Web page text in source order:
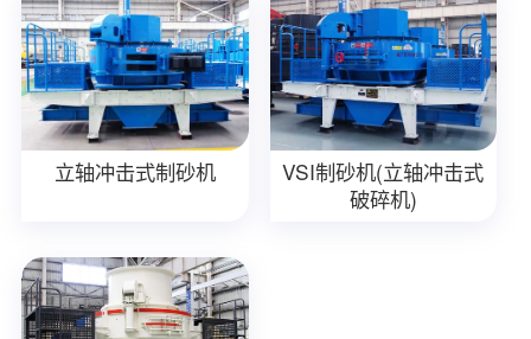
立轴冲击式制砂机
VSI制砂机(立轴冲击式
破碎机)